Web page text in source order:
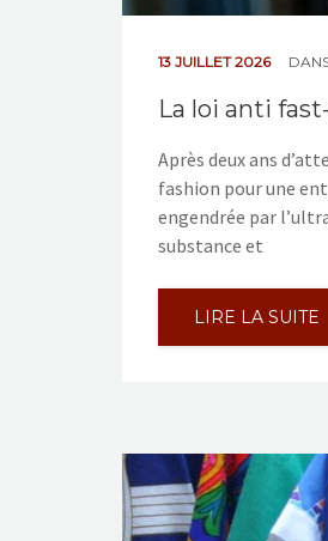
13 JUILLET 2026
La loi anti
Après deux ans
fashion pour une
engendrée par
substance et
LIRE LA SUITE